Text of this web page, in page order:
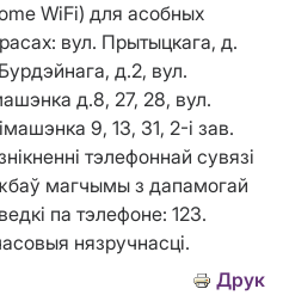
WiFi) для асобных
вул. Прытыцкага, д.
д.2, вул.
д.8, 27, 28, вул.
9, 13, 31, 2-i зав.
тэлефоннай сувязі
магчымы з дапамогай
па тэлефоне: 123.
нязручнасці.
Друк